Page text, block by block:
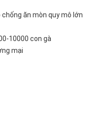
ăn mòn quy mô lớn
10000 con gà
mại